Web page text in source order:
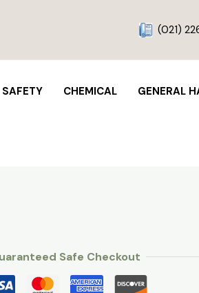
(021)
SAFETY CHEMICAL GENERAL
Safe Checkout